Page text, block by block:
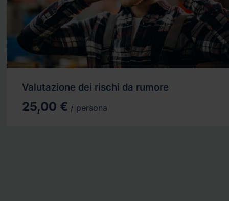
Valutazione dei rischi da rumore
25,00 € / persona